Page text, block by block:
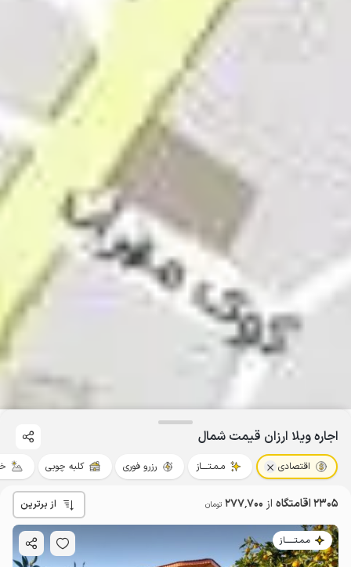
اجاره ویلا ارزان قیمت شمال
اقتصادی مـمـتــــاز رزرو فوری کلبه چوبی
2305 اقامتگاه از 277٬700 تومان از برترین
مـمـتــــــاز